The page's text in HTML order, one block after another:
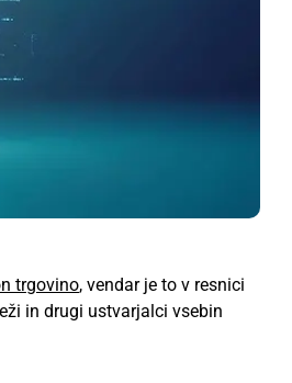
trgovino, vendar je to v resnici
in drugi ustvarjalci vsebin